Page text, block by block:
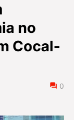
no
Cocal-
0